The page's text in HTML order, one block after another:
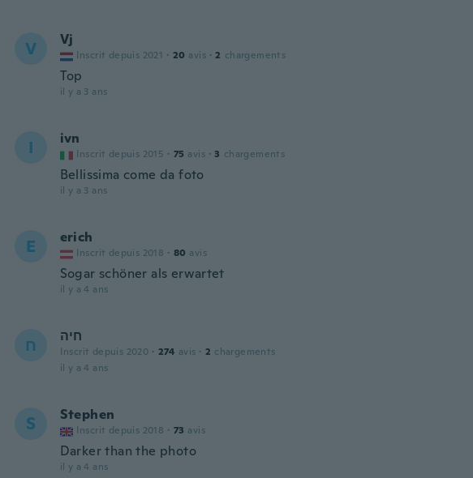
V Vj
Inscrit depuis 2021 · 20 avis · 2 chargements
Top
il y a 3 ans
I ivn
Inscrit depuis 2015 · 75 avis · 3 chargements
Bellissima come da foto
il y a 3 ans
E erich
Inscrit depuis 2018 · 80 avis
Sogar schöner als erwartet
il y a 4 ans
ח חיה
Inscrit depuis 2020 · 274 avis · 2 chargements
il y a 4 ans
S Stephen
Inscrit depuis 2018 · 73 avis
Darker than the photo
il y a 4 ans